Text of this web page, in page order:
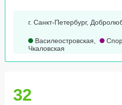
г. Санкт-Петербург,
Василеостровская,
Чкаловская
32